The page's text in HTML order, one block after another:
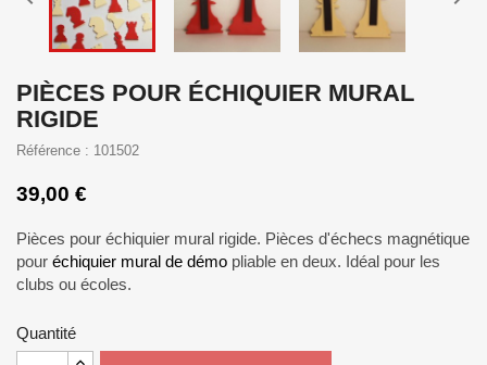
PIÈCES POUR ÉCHIQUIER MURAL
RIGIDE
Référence : 101502
39,00 €
Pièces pour échiquier mural rigide. Pièces d'échecs magnétique
pour échiquier mural de démo pliable en deux. Idéal pour les
clubs ou écoles.
Quantité